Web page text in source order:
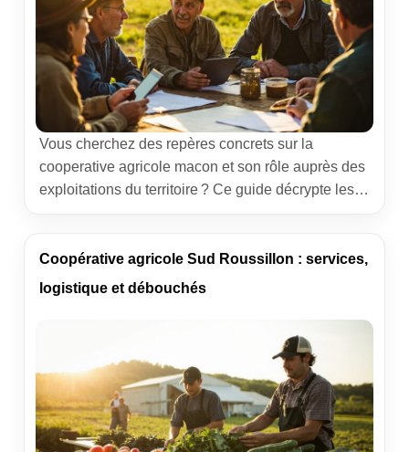
Vous cherchez des repères concrets sur la
cooperative agricole macon et son rôle auprès des
exploitations du territoire ? Ce guide décrypte les
collectivités autour d’un même enjeu : produire
mieux, vendre au bon prix et sécuriser l’avenir des
Coopérative agricole Sud Roussillon : services,
logistique et débouchés